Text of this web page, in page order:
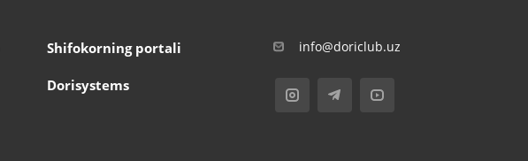
Shifokorning portali
Dorisystems
info@doriclub.uz